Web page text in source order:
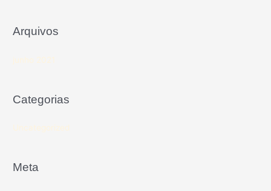
Arquivos
junho 2021
Categorias
Uncategorized
Meta